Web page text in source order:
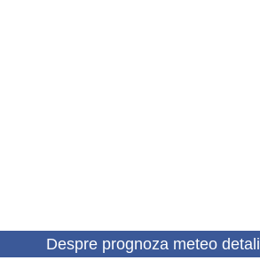
Despre prognoza meteo